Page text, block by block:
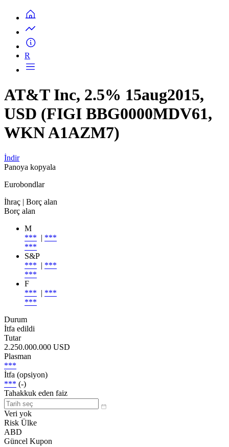
R
AT&T Inc, 2.5% 15aug2015,
USD (FIGI BBG0000MDV61,
WKN A1AZM7)
İndir
Panoya kopyala
Eurobondlar
İhraç | Borç alan
Borç alan
M
*** | ***
***
S&P
*** | ***
***
F
*** | ***
***
Durum
İtfa edildi
Tutar
2.250.000.000 USD
Plasman
***
İtfa (opsiyon)
*** (-)
Tahakkuk eden faiz
Veri yok
Risk Ülke
ABD
Güncel Kupon